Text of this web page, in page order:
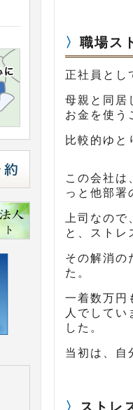
職場ス
正社員とし
母親と同居
お金を使う
比較的ゆと
この会社は
っと他部署
上司なの
と、ストレ
その解消の
た。
一着数万円
人でして
した。
当初は、自
ストレ